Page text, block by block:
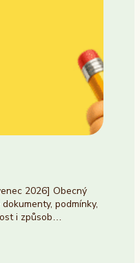
2026] Obecný
podmínky,
i způsob…